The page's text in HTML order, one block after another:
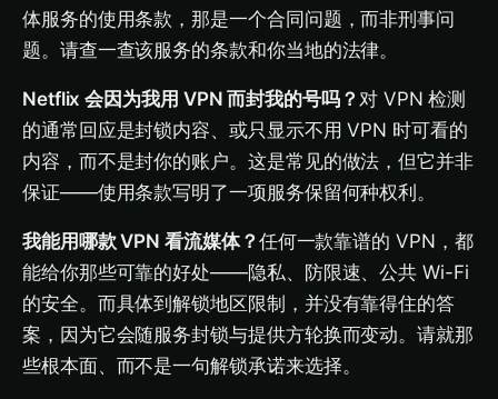
体服务的使用条款，那是一个合同问题，而非刑事问
题。请查一查该服务的条款和你当地的法律。
Netflix 会因为我用 VPN 而封我的号吗？ 对 VPN 检测
的通常回应是封锁内容、或只显示不用 VPN 时可看的
内容，而不是封你的账户。这是常见的做法，但它并非
保证——使用条款写明了一项服务保留何种权利。
我能用哪款 VPN 看流媒体？ 任何一款靠谱的 VPN，都
能给你那些可靠的好处——隐私、防限速、公共 Wi-Fi
的安全。而具体到解锁地区限制，并没有靠得住的答
案，因为它会随服务封锁与提供方轮换而变动。请就那
些根本面、而不是一句解锁承诺来选择。